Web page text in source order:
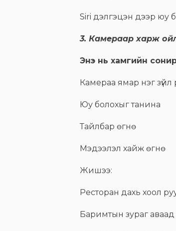
Siri дэлгэцэн дээр юу
3. Камераар харж
Энэ нь хамгийн
Камераа ямар нэг зүйл
Юу болохыг танина
Тайлбар өгнө
Мэдээлэл хайж өгнө
Жишээ:
Ресторан дахь хоол
Баримтын зураг аваад